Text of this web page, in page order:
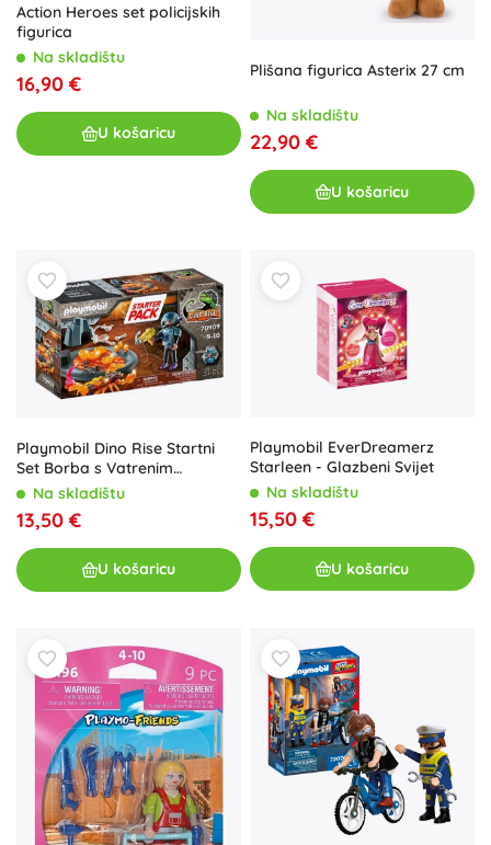
Action Heroes set policijskih
figurica
Na skladištu
16,90 €
U košaricu
Plišana figurica Asterix 27 cm
Na skladištu
22,90 €
U košaricu
Playmobil Dino Rise Startni
Set Borba s Vatrenim
Škorpionom
Na skladištu
13,50 €
U košaricu
Playmobil EverDreamerz
Starleen - Glazbeni Svijet
Na skladištu
15,50 €
U košaricu